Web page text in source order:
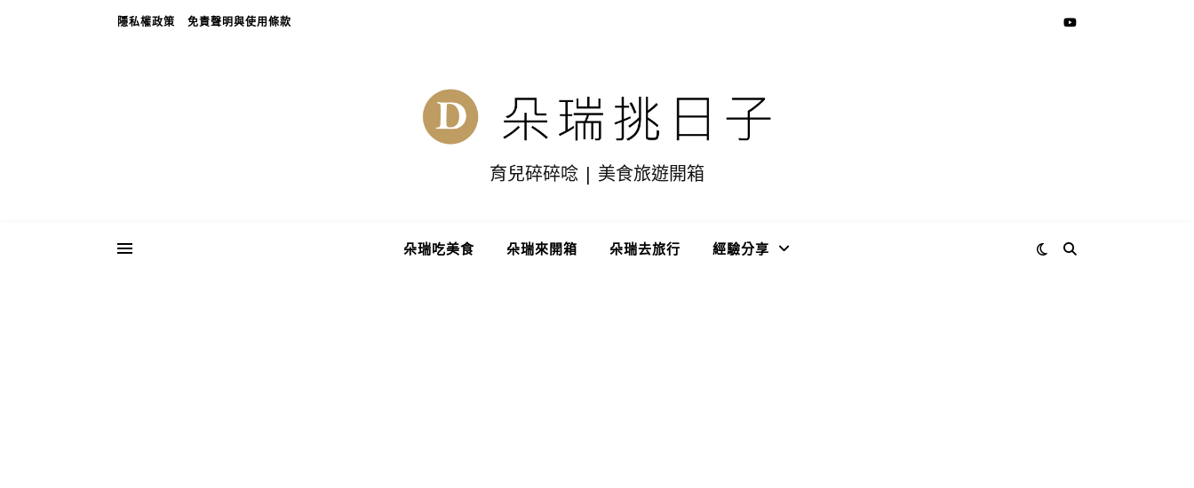
隱私權政策 免責聲明與使用條款
育兒碎碎唸 | 美食旅遊開箱
朵瑞吃美食 朵瑞來開箱 朵瑞去旅行 經驗分享